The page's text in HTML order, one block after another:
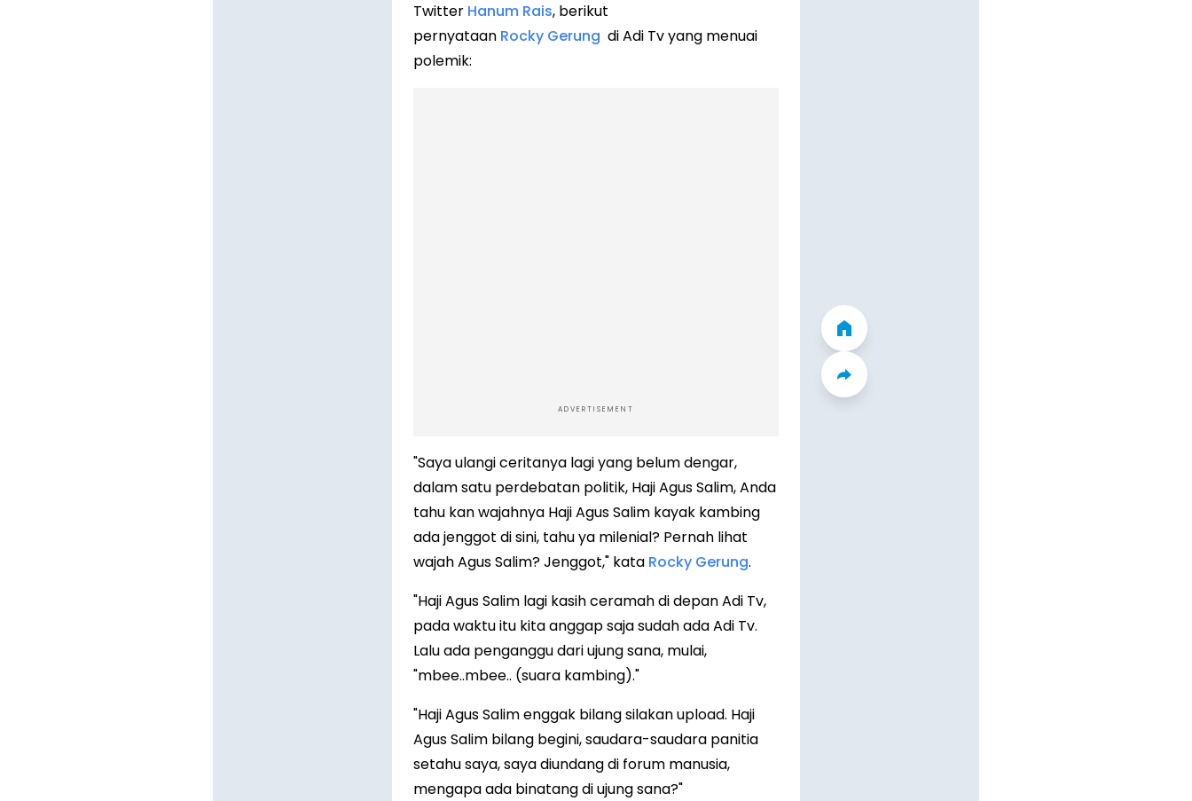
Twitter Hanum Rais, berikut
pernyataan Rocky Gerung di Adi Tv yang menuai
polemik:
ADVERTISEMENT
"Saya ulangi ceritanya lagi yang belum dengar,
dalam satu perdebatan politik, Haji Agus Salim, Anda
tahu kan wajahnya Haji Agus Salim kayak kambing
ada jenggot di sini, tahu ya milenial? Pernah lihat
wajah Agus Salim? Jenggot," kata Rocky Gerung.
"Haji Agus Salim lagi kasih ceramah di depan Adi Tv,
pada waktu itu kita anggap saja sudah ada Adi Tv.
Lalu ada penganggu dari ujung sana, mulai,
"mbee..mbee.. (suara kambing)."
"Haji Agus Salim enggak bilang silakan upload. Haji
Agus Salim bilang begini, saudara-saudara panitia
setahu saya, saya diundang di forum manusia,
mengapa ada binatang di ujung sana?"